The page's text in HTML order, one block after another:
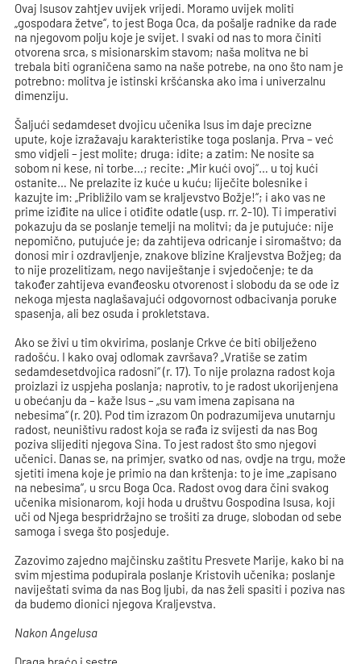
Ovaj Isusov zahtjev uvijek vrijedi. Moramo uvijek moliti
„gospodara žetve“, to jest Boga Oca, da pošalje radnike da rade
na njegovom polju koje je svijet. I svaki od nas to mora činiti
otvorena srca, s misionarskim stavom; naša molitva ne bi
trebala biti ograničena samo na naše potrebe, na ono što nam je
potrebno: molitva je istinski kršćanska ako ima i univerzalnu
dimenziju.
Šaljući sedamdeset dvojicu učenika Isus im daje precizne
upute, koje izražavaju karakteristike toga poslanja. Prva – već
smo vidjeli – jest molite; druga: idite; a zatim: Ne nosite sa
sobom ni kese, ni torbe…; recite: „Mir kući ovoj“… u toj kući
ostanite… Ne prelazite iz kuće u kuću; liječite bolesnike i
kazujte im: „Približilo vam se kraljevstvo Božje!“; i ako vas ne
prime iziđite na ulice i otiđite odatle (usp. rr. 2-10). Ti imperativi
pokazuju da se poslanje temelji na molitvi; da je putujuće: nije
nepomično, putujuće je; da zahtijeva odricanje i siromaštvo; da
donosi mir i ozdravljenje, znakove blizine Kraljevstva Božjeg; da
to nije prozelitizam, nego naviještanje i svjedočenje; te da
također zahtijeva evanđeosku otvorenost i slobodu da se ode iz
nekoga mjesta naglašavajući odgovornost odbacivanja poruke
spasenja, ali bez osuda i prokletstava.
Ako se živi u tim okvirima, poslanje Crkve će biti obilježeno
radošću. I kako ovaj odlomak završava? „Vratiše se zatim
sedamdesetdvojica radosni“ (r. 17). To nije prolazna radost koja
proizlazi iz uspjeha poslanja; naprotiv, to je radost ukorijenjena
u obećanju da – kaže Isus – „su vam imena zapisana na
nebesima“ (r. 20). Pod tim izrazom On podrazumijeva unutarnju
radost, neuništivu radost koja se rađa iz svijesti da nas Bog
poziva slijediti njegova Sina. To jest radost što smo njegovi
učenici. Danas se, na primjer, svatko od nas, ovdje na trgu, može
sjetiti imena koje je primio na dan krštenja: to je ime „zapisano
na nebesima“, u srcu Boga Oca. Radost ovog dara čini svakog
učenika misionarom, koji hoda u društvu Gospodina Isusa, koji
uči od Njega bespridržajno se trošiti za druge, slobodan od sebe
samoga i svega što posjeduje.
Zazovimo zajedno majčinsku zaštitu Presvete Marije, kako bi na
svim mjestima podupirala poslanje Kristovih učenika; poslanje
naviještati svima da nas Bog ljubi, da nas želi spasiti i poziva nas
da budemo dionici njegova Kraljevstva.
Nakon Angelusa